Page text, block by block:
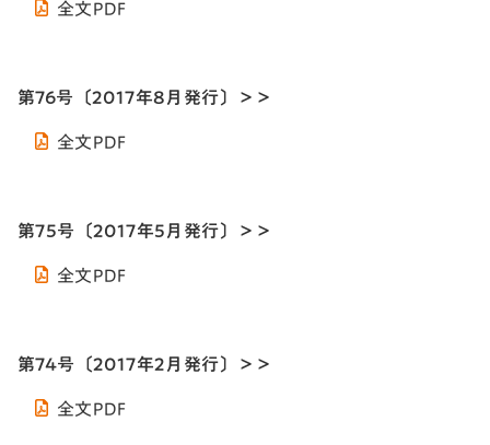
全文PDF
第76号〔2017年8月発行〕＞＞
全文PDF
第75号〔2017年5月発行〕＞＞
全文PDF
第74号〔2017年2月発行〕＞＞
全文PDF